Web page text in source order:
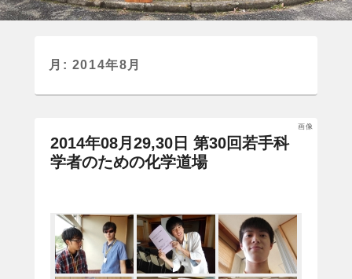
月: 2014年8月
2014年08月29,30日 第30回若手科
学者のための化学道場
画像